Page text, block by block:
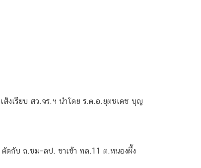
งเรียบ​ สว.จร.ฯ นำโดย ร.ต.อ.ยุตชเดช​ บุญ
ตัดกับ ถ.ชม-ลป. ขาเข้า ทล.11 ต.หนองผึ้ง